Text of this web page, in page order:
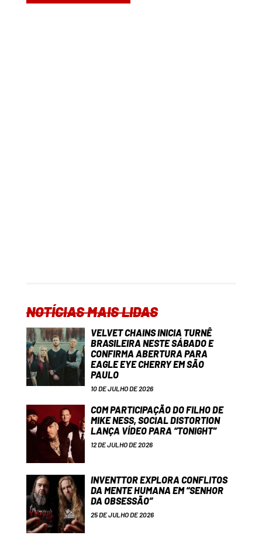
NOTÍCIAS MAIS LIDAS
VELVET CHAINS INICIA TURNÊ
BRASILEIRA NESTE SÁBADO E
CONFIRMA ABERTURA PARA
EAGLE EYE CHERRY EM SÃO
PAULO
10 DE JULHO DE 2026
COM PARTICIPAÇÃO DO FILHO DE
MIKE NESS, SOCIAL DISTORTION
LANÇA VÍDEO PARA “TONIGHT”
12 DE JULHO DE 2026
INVENTTOR EXPLORA CONFLITOS
DA MENTE HUMANA EM “SENHOR
DA OBSESSÃO”
25 DE JULHO DE 2026